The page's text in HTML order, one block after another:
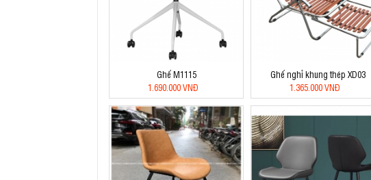
Ghế M1115
1.690.000 VNĐ
Ghế nghỉ khung thép XD03
1.365.000 VNĐ